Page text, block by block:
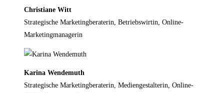
Christiane Witt
Strategische Marketingberaterin, Betriebswirtin, Online-
Marketingmanagerin
Karina Wendemuth
Strategische Marketingberaterin, Mediengestalterin, Online-